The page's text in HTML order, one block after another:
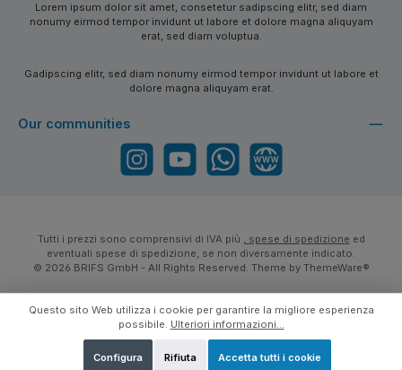
Lorem ipsum dolor sit amet, consetetur sadipscing elitr, sed diam
nonumy eirmod tempor invidunt ut labore et dolore magna aliquyam
erat, sed diam voluptua.
Gadipscing elitr, sed diam nonumy eirmod tempor invidunt ut labore et
dolore magna aliquyam erat.
Our communities
Instagram YouTube WhatsApp Website
Tutti i prezzi sono comprensivi di IVA più , spese di spedizione ed
eventuali spese di spedizione, se non diversamente indicato.
© 2026 BRIFS GmbH - All Rights Reserved. Theme by ThemeWare®
Questo sito Web utilizza i cookie per garantire la migliore esperienza
possibile. Ulteriori informazioni...
Rifiuta
Configura Accetta tutti i cookie